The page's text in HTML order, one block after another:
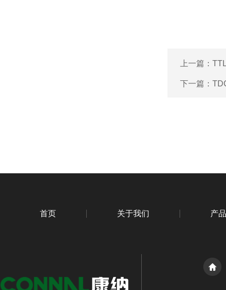
上一篇：
下一篇：
首页 关于我们 产